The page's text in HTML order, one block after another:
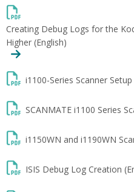
Creating Debug Logs for the
Higher (English)
i1100-Series Scanner Setup
SCANMATE i1100 Series
i1150WN and i1190WN
ISIS Debug Log Creation